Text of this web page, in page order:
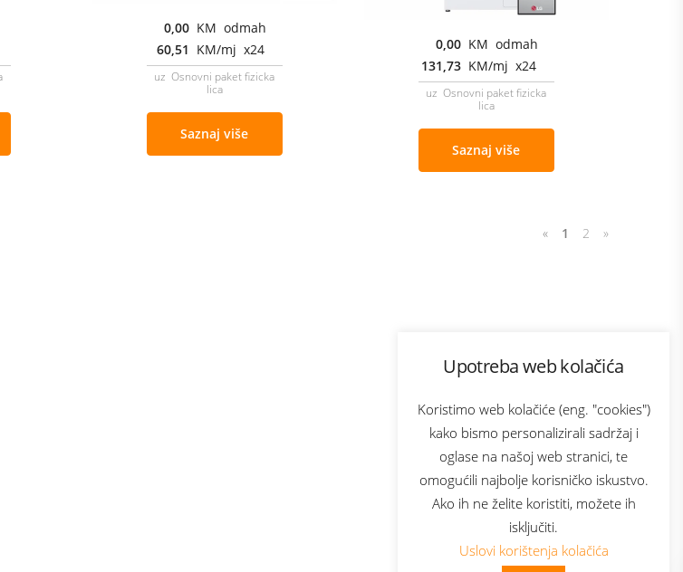
Upotreba web kolačića
Koristimo web kolačiće (eng. "cookies")
kako bismo personalizirali sadržaj i
oglase na našoj web stranici, te
omogućili najbolje korisničko iskustvo.
Ako ih ne želite koristiti, možete ih
isključiti.
Uslovi korištenja kolačića
0,00 KM odmah
60,51 KM/mj x24
uz Osnovni paket fizicka
lica
Saznaj više
0,00 KM odmah
131,73 KM/mj x24
uz Osnovni paket fizicka
lica
Saznaj više
« 1 2 »
Bonus plus
Prijava za newsletter